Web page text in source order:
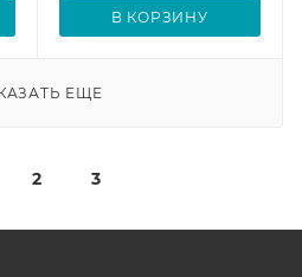
В КОРЗИНУ
ЕЩЕ
2 3